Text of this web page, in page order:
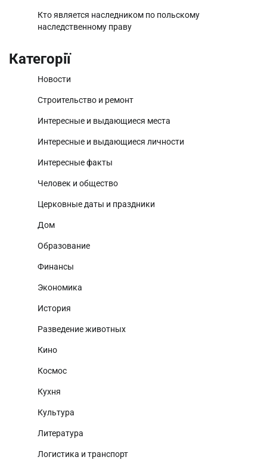
Кто является наследником по польскому
наследственному праву
Категорії
Новости
Строительство и ремонт
Интересные и выдающиеся места
Интересные и выдающиеся личности
Интересные факты
Человек и общество
Церковные даты и праздники
Дом
Образование
Финансы
Экономика
История
Разведение животных
Кино
Космос
Кухня
Культура
Литература
Логистика и транспорт